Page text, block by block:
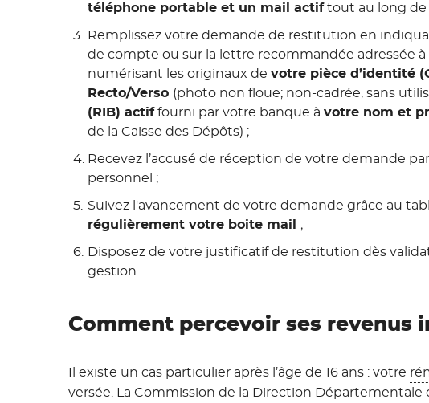
téléphone portable et un mail actiftout au long de
Remplissez votre demande de restitution en
de compte ou sur la lettre recommandée adressée
numérisant les originaux de votre pièce d’identité
Recto/Verso (photo non floue; non-cadrée, sans
(RIB) actiffourni par votre banque à votre nom et
de la Caisse des Dépôts) ;
Recevez l’accusé de réception de votre demande
personnel ;
Suivez l'avancement de votre demande grâce au
régulièrement votre boite mail ;
Disposez de votre justificatif de restitution dès
gestion.
Comment percevoir ses revenus
Il existe un cas particulier après l’âge de 16 ans : votre
versée. La Commission de la Direction Départementale